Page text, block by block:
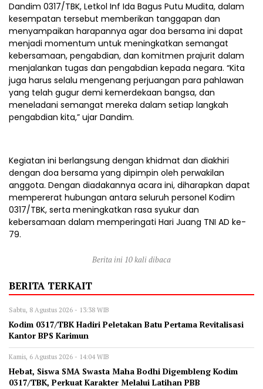
Dandim 0317/TBK, Letkol Inf Ida Bagus Putu Mudita, dalam
kesempatan tersebut memberikan tanggapan dan
menyampaikan harapannya agar doa bersama ini dapat
menjadi momentum untuk meningkatkan semangat
kebersamaan, pengabdian, dan komitmen prajurit dalam
menjalankan tugas dan pengabdian kepada negara. “Kita
juga harus selalu mengenang perjuangan para pahlawan
yang telah gugur demi kemerdekaan bangsa, dan
meneladani semangat mereka dalam setiap langkah
pengabdian kita,” ujar Dandim.
Kegiatan ini berlangsung dengan khidmat dan diakhiri
dengan doa bersama yang dipimpin oleh perwakilan
anggota. Dengan diadakannya acara ini, diharapkan dapat
mempererat hubungan antara seluruh personel Kodim
0317/TBK, serta meningkatkan rasa syukur dan
kebersamaan dalam memperingati Hari Juang TNI AD ke-
79.
Berita ini 10 kali dibaca
BERITA TERKAIT
Sabtu, 8 Agustus 2026 - 13:38 WIB
Kodim 0317/TBK Hadiri Peletakan Batu Pertama Revitalisasi
Kantor BPS Karimun
Kamis, 6 Agustus 2026 - 14:04 WIB
Hebat, Siswa SMA Swasta Maha Bodhi Digembleng Kodim
0317/TBK, Perkuat Karakter Melalui Latihan PBB